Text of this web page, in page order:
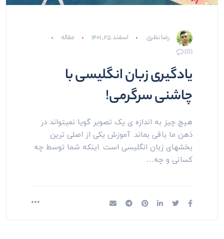
رضا نظری اسفند ۲۵, ۱۴۰۱
مقاله
(0)
یادگیری زبان انگلیسی با
چاشنی سرگرمی!
هیچ چیز به اندازه ی یک تصویر گویا نمیتواند در
ذهن ما باقی بماند. آموزش یکی از اصلی ترین
بخشهای زبان انگلیسی است .اینکه شما توسط چه
کسانی و چه…